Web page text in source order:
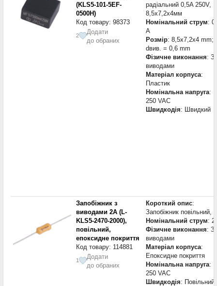
(KLS5-101-5EF-
0500H)
Код товару: 98373
2
Додати
до обраних
радіальний 0,5A 250V,
8,5х7,2х4мм
Номінальний струм:
А
Розмір: 8,5x7,2x4 mm;
dвив. = 0,6 mm
Фізичне виконання: З
виводами
Матеріал корпуса:
Пластик
Номінальна напруга:
250 VAC
Швидкодія: Швидкий
Запобіжник з
виводами 2A (L-
KLS5-2470-2000),
повільний,
епоксидне покриття
Код товару: 114881
1
Додати
до обраних
Короткий опис:
Запобіжник повільний,
Номінальний струм: 2
Фізичне виконання: З
виводами
Матеріал корпуса:
Епоксидне покриття
Номінальна напруга:
250 VAC
Швидкодія: Повільний